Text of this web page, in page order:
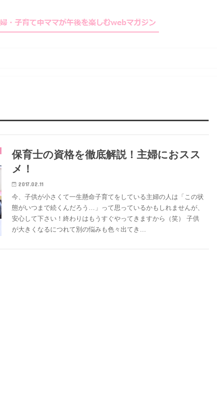
保育士の資格を徹底解説！主婦におスス
メ！
2017.02.11
今、子供が小さくて一生懸命子育てをしている主婦の人は「この状
態がいつまで続くんだろう…」って思っているかもしれませんが、
安心して下さい！終わりはもうすぐやってきますから（笑） 子供
が大きくなるにつれて別の悩みも色々出てき…